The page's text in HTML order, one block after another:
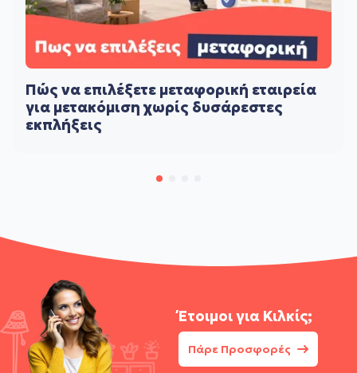
Πώς να επιλέξετε μεταφορική εταιρεία
για μετακόμιση χωρίς δυσάρεστες
εκπλήξεις
Έτοιμοι για Κιλκίς;
Πάρε Προσφορές